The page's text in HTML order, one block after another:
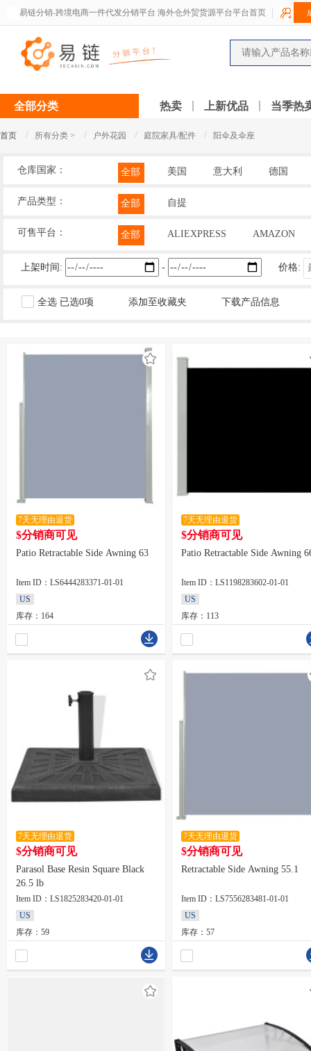
易链分销-跨境电商一件代发分销平台 海外仓外贸货源平台平台首页
全部分类 热卖 上新优品 当季热
首页 / 所有分类 > / 户外花园 / 庭院家具/配件 / 阳伞及伞座
仓库国家： 全部 美国 意大利 德国
产品类型： 全部 自提
可售平台： 全部 ALIEXPRESS AMAZON
上架时间: - 价格:
全选 已选0项 添加至收藏夹 下载产品信息
7天无理由退货
$分销商可见
Patio Retractable Side Awning 63
Item ID：LS6444283371-01-01
US
库存：164
7天无理由退货
$分销商可见
Patio Retractable Side Awning
Item ID：LS1198283602-01-01
US
库存：113
7天无理由退货
$分销商可见
Parasol Base Resin Square Black
26.5 lb
Item ID：LS1825283420-01-01
US
库存：59
7天无理由退货
$分销商可见
Retractable Side Awning 55.1
Item ID：LS7556283481-01-01
US
库存：57